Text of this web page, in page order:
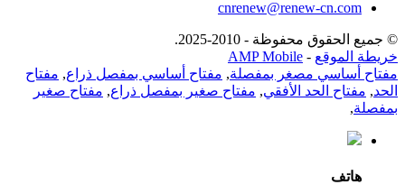
cnrenew@renew-cn.com
© جميع الحقوق محفوظة - 2010-2025.
خريطة الموقع -
AMP Mobile
مفتاح أساسي مصغر بمفصلة, مفتاح أساسي بمفصل ذراع, مفتاح
الحد, مفتاح الحد الأفقي, مفتاح صغير بمفصل ذراع, مفتاح صغير
بمفصلة,
هاتف